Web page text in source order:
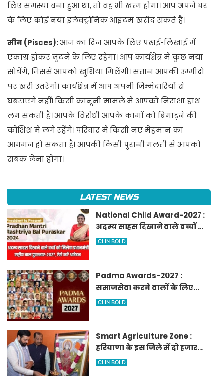
लिए समस्या बना हुआ था, तो वह भी खत्म होगा। आप अपने घर
के लिए कोई नया इलेक्ट्रॉनिक आइटम खरीद सकते हैं।
मीन (Pisces):आज का दिन आपके लिए पढ़ाई-लिखाई में
एकाग्र होकर जुटने के लिए रहेगा। आप कार्यक्षेत्र में कुछ नया
सोचेंगे, जिससे आपको खुशियां मिलेंगी। संतान आपकी उम्मीदों
पर खरी उतरेगी। कार्यक्षेत्र में आप अपनी जिम्मेदारियों से
घबराएंगे नहीं। किसी कानूनी मामले में आपको निराशा हाथ
लग सकती है। आपके विरोधी आपके कामों को बिगाड़ने की
कोशिश में लगे रहेंगे। परिवार में किसी नए मेहमान का
आगमन हो सकता है। आपकी किसी पुरानी गलती से आपको
सबक लेना होगा।
LATEST NEWS
National Child Award-2027 :
अदम्य साहस दिखाने वाले बच्चों को
मिलेगा प्रधानमंत्री राष्ट्रीय बाल
CLIN BOLD
Padma Awards-2027 :
समाजसेवा करने वालों के लिए
सुनेहरा मौका, गृह मंत्रालय ने
CLIN BOLD
Smart Agriculture Zone :
हरियाणा के इस जिले में दो हजार
एकड़ में बनेगा स्मार्ट एग्रीकल्चर
CLIN BOLD